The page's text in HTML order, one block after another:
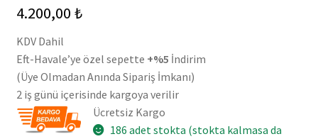
4.200,00 ₺
KDV Dahil
Eft-Havale’ye özel sepette +%5 İndirim
(Üye Olmadan Anında Sipariş İmkanı)
2 iş günü içerisinde kargoya verilir
Ücretsiz Kargo
186 adet stokta (stokta kalmasa da